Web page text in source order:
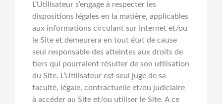
L’Utilisateur s’engage à respecter les
dispositions légales en la matière, applicables
aux informations circulant sur Internet et/ou
le Site et demeurera en tout état de cause
seul responsable des atteintes aux droits de
tiers qui pourraient résulter de son utilisation
du Site. L’Utilisateur est seul juge de sa
faculté, légale, contractuelle et/ou judiciaire
à accéder au Site et/ou utiliser le Site. A ce